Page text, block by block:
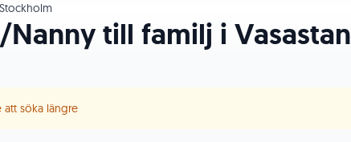
Stockholm
till familj i Vasastan
att söka längre